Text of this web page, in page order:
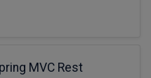
MVC Rest